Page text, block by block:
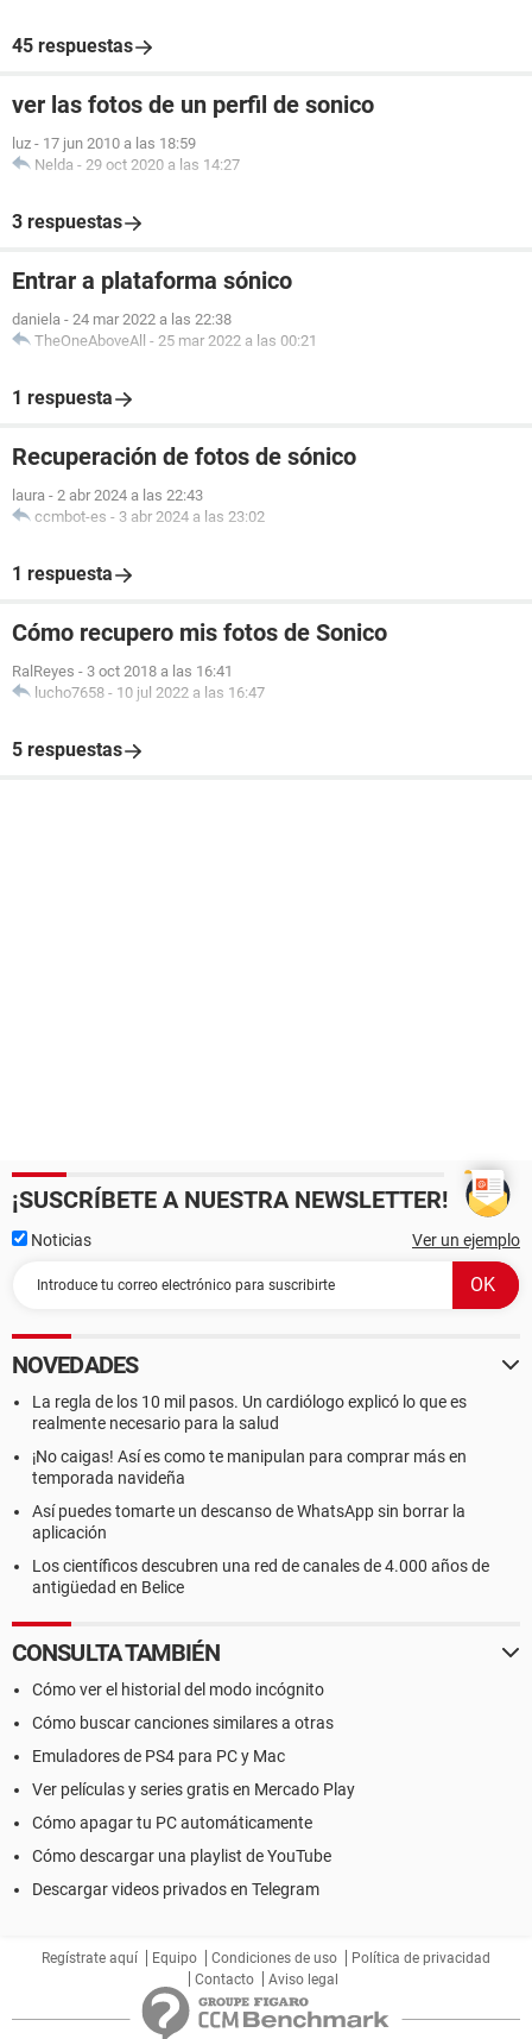
45 respuestas
ver las fotos de un perfil de sonico
luz - 17 jun 2010 a las 18:59
Nelda - 29 oct 2020 a las 14:27
3 respuestas
Entrar a plataforma sónico
daniela - 24 mar 2022 a las 22:38
TheOneAboveAll - 25 mar 2022 a las 00:21
1 respuesta
Recuperación de fotos de sónico
laura - 2 abr 2024 a las 22:43
ccmbot-es - 3 abr 2024 a las 23:02
1 respuesta
Cómo recupero mis fotos de Sonico
RalReyes - 3 oct 2018 a las 16:41
lucho7658 - 10 jul 2022 a las 16:47
5 respuestas
¡SUSCRÍBETE A NUESTRA NEWSLETTER!
Noticias Ver un ejemplo
NOVEDADES
La regla de los 10 mil pasos. Un cardiólogo explicó lo que es
realmente necesario para la salud
¡No caigas! Así es como te manipulan para comprar más en
temporada navideña
Así puedes tomarte un descanso de WhatsApp sin borrar la
aplicación
Los científicos descubren una red de canales de 4.000 años de
antigüedad en Belice
CONSULTA TAMBIÉN
Cómo ver el historial del modo incógnito
Cómo buscar canciones similares a otras
Emuladores de PS4 para PC y Mac
Ver películas y series gratis en Mercado Play
Cómo apagar tu PC automáticamente
Cómo descargar una playlist de YouTube
Descargar videos privados en Telegram
Regístrate aquí Equipo Condiciones de uso
Política de privacidad
Contacto
Aviso legal